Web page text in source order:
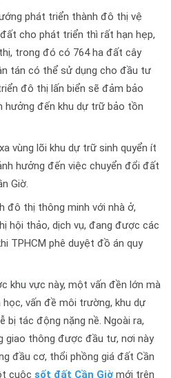
phát triển thành đô thị vệ
cho phát triển thì rất hạn hẹp,
trong đó có 764 ha đất cây
tán có thể sử dụng cho đầu tư
đô thị lấn biển sẽ đảm bảo
hưởng đến khu dự trữ bảo tồn
vùng lõi khu dự trữ sinh quyển ít
hưởng đến việc chuyển đổi đất
Giờ.
đô thị thông minh với nhà ở,
hội thảo, dịch vụ, đang được các
TPHCM phê duyệt đồ án quy
khu vực này, một vấn đền lớn mà
vấn đề môi trường, khu dự
bị tác động nặng nề. Ngoài ra,
giao thông được đầu tư, nơi này
đầu cơ, thổi phồng giá đất Cần
cuộc sốt đất Cần Giờ mới trên